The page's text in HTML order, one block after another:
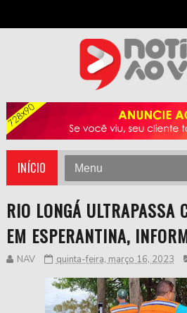
INÍCIO
RIO LONGÁ ULTRAPASSA
EM ESPERANTINA,
NAV quinta-feira, março 16, 2023